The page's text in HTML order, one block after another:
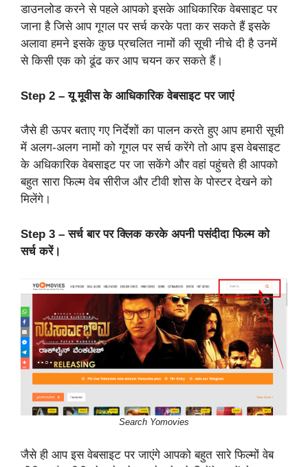
डाउनलोड करने से पहले आपको इसके आधिकारिक वेबसाइट पर
जाना है जिसे आप गूगल पर सर्च करके पता कर सकते हैं इसके
अलावा हमने इसके कुछ प्रचलित नामों की सूची नीचे दी है उनमें
से किसी एक को ढूंढ कर आप चयन कर सकते हैं।
Step 2 – यू मूवीस के आधिकारिक वेबसाइट पर जाएं
जैसे ही ऊपर बताए गए निर्देशों का पालन करते हुए आप हमारी सूची
में अलग-अलग नामों को गूगल पर सर्च करेंगे तो आप इस वेबसाइट
के अधिकारिक वेबसाइट पर जा सकेंगे और वहां पहुंचते ही आपको
बहुत सारा फिल्म वेब सीरीज और टीवी शोस के पोस्टर देखने को
मिलेंगे।
Step 3 – सर्च बार पर क्लिक करके अपनी पसंदीदा फिल्म को
सर्च करें।
Search Yomovies
जैसे ही आप इस वेबसाइट पर जाएंगे आपको बहुत सारे फिल्मों वेब